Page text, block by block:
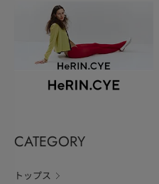
CATEGORY
トップス